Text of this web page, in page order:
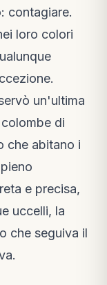
contagiare.
loro colori
un'ultima
di
che abitano i
e precisa,
uccelli, la
che seguiva il